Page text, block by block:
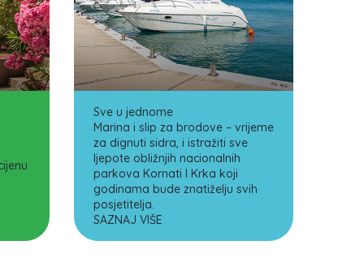
Sve u jednome
Marina i slip za brodove – vrijeme
za dignuti sidra, i istražiti sve
ljepote obližnjih nacionalnih
parkova Kornati I Krka koji
godinama bude znatiželju svih
posjetitelja.
SAZNAJ VIŠE